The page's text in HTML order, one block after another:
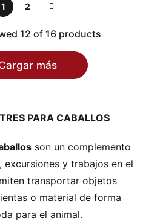
1 2
12 of 16 products
más
PARA CABALLOS
son un complemento
excursiones y trabajos en el
transportar objetos
o material de forma
para el animal.